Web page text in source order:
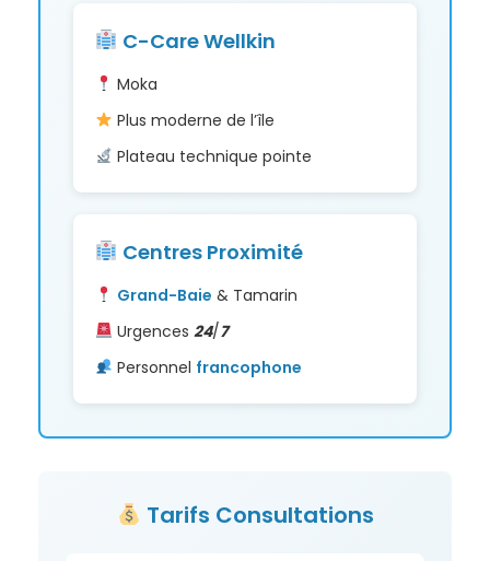
C-Care Wellkin
Moka
Plus moderne de l’île
Plateau technique pointe
Centres Proximité
Grand-Baie & Tamarin
Urgences 24/7
Personnel francophone
Tarifs Consultations